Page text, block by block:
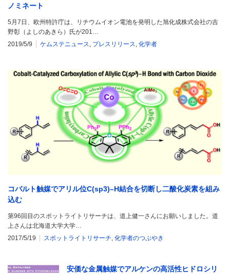
ノミネート
5月7日、欧州特許庁は、リチウムイオン電池を発明した旭化成株式会社の吉
野彰（よしのあきら）氏が201…
2019/5/9
ケムステニュース, プレスリリース, 化学者
コバルト触媒でアリル位C(sp3)–H結合を切断し二酸化炭素を組み
込む
第96回目のスポットライトリサーチは、道上健一さんにお願いしました。道
上さんは北海道大学大学…
2017/5/19
スポットライトリサーチ, 化学者のつぶやき
安価な金属触媒でアルケンの高活性ヒドロシリ